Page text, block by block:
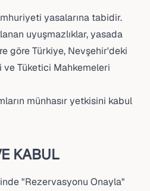
yasalarına tabidir.
uyuşmazlıklar, yasada
göre Türkiye, Nevşehir'deki
Tüketici Mahkemeleri
münhasır yetkisini kabul
KABUL
"Rezervasyonu Onayla"